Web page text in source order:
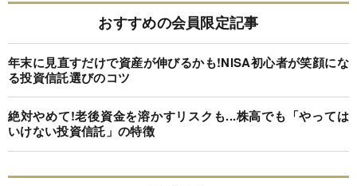
おすすめの会員限定記事
年末に見直すだけで資産が伸びるかも!NISA初心者が笑顔にな
る投資信託選びのコツ
絶対やめて!老後資金を溶かすリスクも...株高でも「やっては
いけない投資信託」の特徴